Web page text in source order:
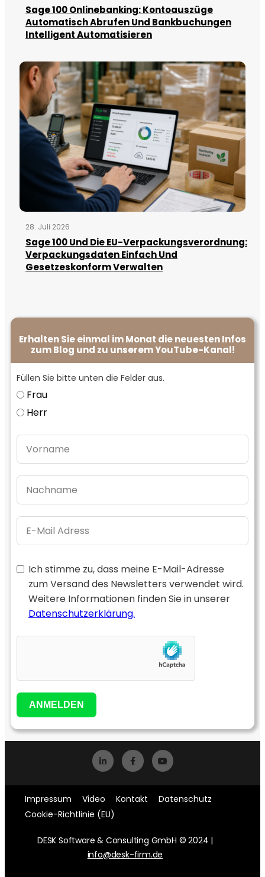
Sage 100 Onlinebanking: Kontoauszüge
Automatisch Abrufen Und Bankbuchungen
Intelligent Automatisieren
28. Juli 2026
Sage 100 Und Die EU-Verpackungsverordnung:
Verpackungsdaten Einfach Und
Gesetzeskonform Verwalten
Erhalten Sie einmal im Monat die neuesten Infos
zum Blog und zu unserem YouTube-Kanal!
Füllen Sie bitte unten die Felder aus.
Frau
Herr
Ich stimme zu, dass meine E-Mail-Adresse
zum Versand des Newsletters verwendet wird.
Weitere Informationen finden Sie in unserer
Datenschutzerklärung.
ANMELDEN
Impressum Video Kontakt
Datenschutz
Cookie-Richtlinie (EU)
DESK Software & Consulting GmbH © 2024 |
info@desk-firm.de